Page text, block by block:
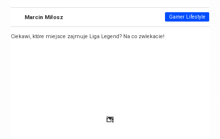
Marcin Miłosz Gamer Lifestyle
Ciekawi, które miejsce zajmuje Liga Legend? Na co zwlekacie!